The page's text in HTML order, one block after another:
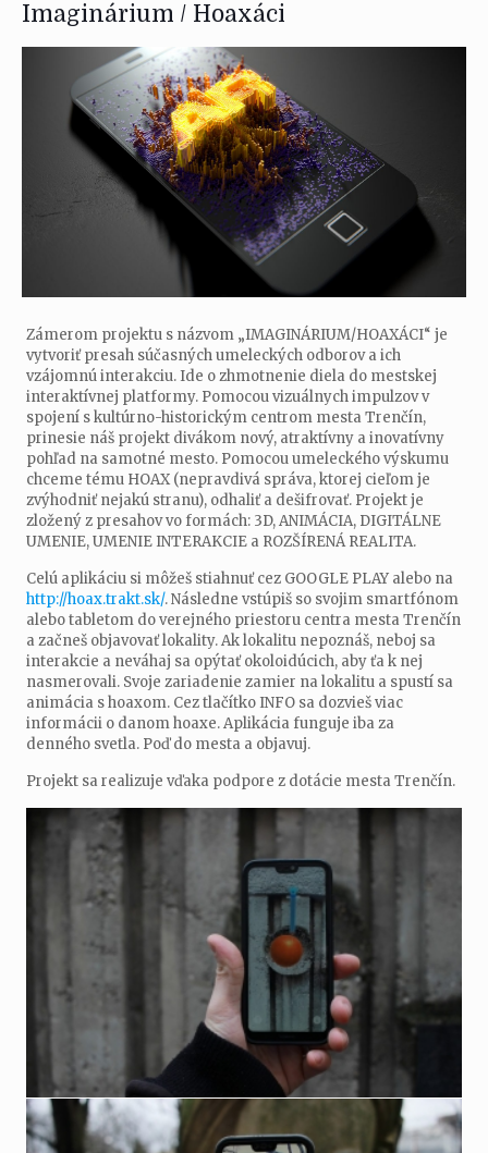
Imaginárium / Hoaxáci
Zámerom projektu s názvom „IMAGINÁRIUM/HOAXÁCI“ je
vytvoriť presah súčasných umeleckých odborov a ich
vzájomnú interakciu. Ide o zhmotnenie diela do mestskej
interaktívnej platformy. Pomocou vizuálnych impulzov v
spojení s kultúrno-historickým centrom mesta Trenčín,
prinesie náš projekt divákom nový, atraktívny a inovatívny
pohľad na samotné mesto. Pomocou umeleckého výskumu
chceme tému HOAX (nepravdivá správa, ktorej cieľom je
zvýhodniť nejakú stranu), odhaliť a dešifrovať. Projekt je
zložený z presahov vo formách: 3D, ANIMÁCIA, DIGITÁLNE
UMENIE, UMENIE INTERAKCIE a ROZŠÍRENÁ REALITA.
Celú aplikáciu si môžeš stiahnuť cez GOOGLE PLAY alebo na
http://hoax.trakt.sk/. Následne vstúpiš so svojim smartfónom
alebo tabletom do verejného priestoru centra mesta Trenčín
a začneš objavovať lokality. Ak lokalitu nepoznáš, neboj sa
interakcie a neváhaj sa opýtať okoloidúcich, aby ťa k nej
nasmerovali. Svoje zariadenie zamier na lokalitu a spustí sa
animácia s hoaxom. Cez tlačítko INFO sa dozvieš viac
informácii o danom hoaxe. Aplikácia funguje iba za
denného svetla. Poď do mesta a objavuj.
Projekt sa realizuje vďaka podpore z dotácie mesta Trenčín.